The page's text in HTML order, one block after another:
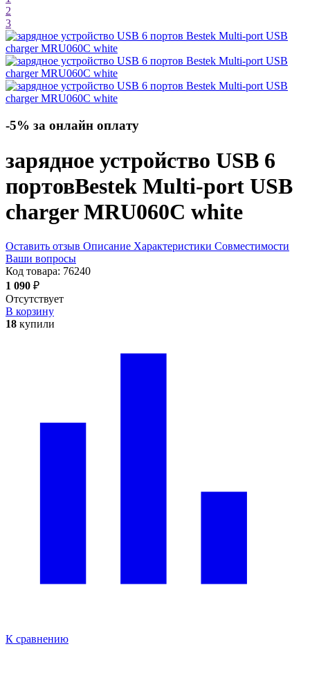
2
3
-5% за онлайн оплату
зарядное устройство USB 6
портовBestek Multi-port USB
charger MRU060C white
Оставить отзыв Описание Характеристики Совместимости
Ваши вопросы
Код товара: 76240
1 090 ₽
Отсутствует
В корзину
18 купили
К сравнению